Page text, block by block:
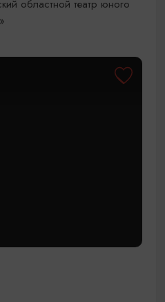
областной театр юного